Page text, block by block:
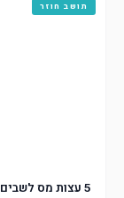
תושב חוזר
5 עצות מס לשבים לישראל בצל הקורונה